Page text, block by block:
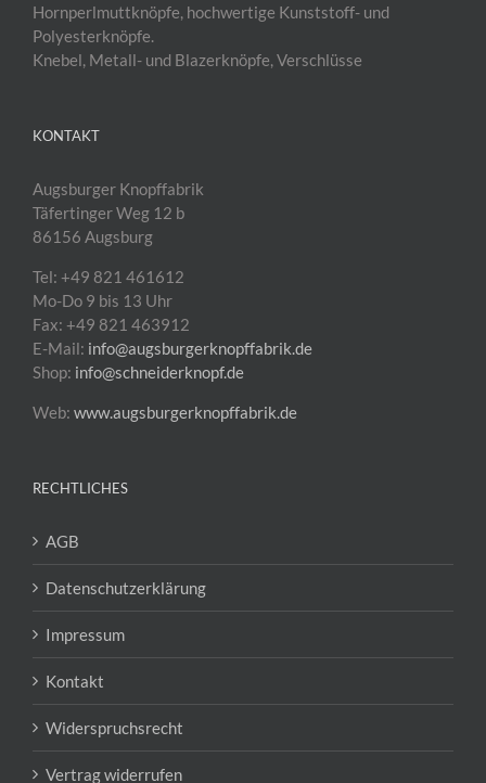
Hornperlmuttknöpfe, hochwertige Kunststoff- und
Polyesterknöpfe.
Knebel, Metall- und Blazerknöpfe, Verschlüsse
KONTAKT
Augsburger Knopffabrik
Täfertinger Weg 12 b
86156 Augsburg
Tel: +49 821 461612
Mo-Do 9 bis 13 Uhr
Fax: +49 821 463912
E-Mail: info@augsburgerknopffabrik.de
Shop: info@schneiderknopf.de
Web: www.augsburgerknopffabrik.de
RECHTLICHES
AGB
Datenschutzerklärung
Impressum
Kontakt
Widerspruchsrecht
Vertrag widerrufen